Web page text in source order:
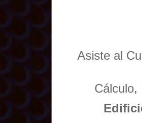
Asiste al
Cálculo,